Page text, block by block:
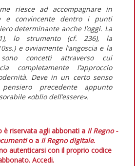
riesce ad accompagnare in
e convincente dentro i punti
determinante anche l’oggi. La
lo strumento (cf. 236), la
e ovviamente l’angoscia e la
concetti attraverso cui
completamente l’approccio
Deve in un certo senso
precedente appunto
«oblio dell’essere».
è riservata agli abbonati a Il Regno -
o a Il Regno digitale.
autenticarsi con il proprio codice
Accedi.